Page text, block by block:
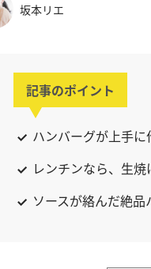
坂本リエ
記事のポイント
ハンバーグが上手に
レンチンなら、生
ソースが絡んだ絶